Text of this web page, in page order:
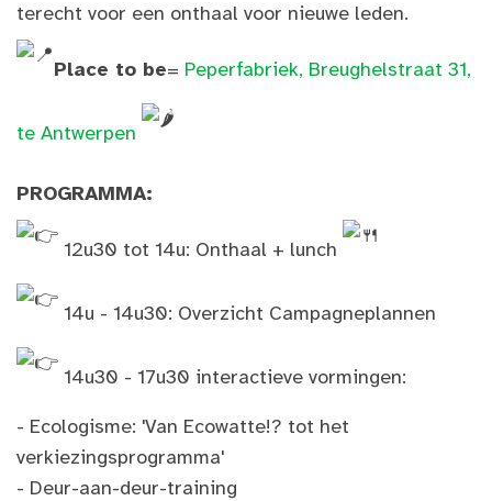
terecht voor een onthaal voor nieuwe leden.
Place to be= Peperfabriek, Breughelstraat 31,
te Antwerpen
PROGRAMMA:
12u30 tot 14u: Onthaal + lunch
14u - 14u30: Overzicht Campagneplannen
14u30 - 17u30 interactieve vormingen:
- Ecologisme: 'Van Ecowatte!? tot het
verkiezingsprogramma'
- Deur-aan-deur-training